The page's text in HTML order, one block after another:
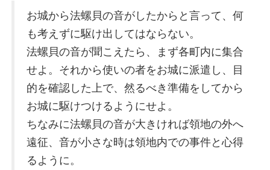
お城から法螺貝の音がしたからと言って、何
も考えずに駆け出してはならない。
法螺貝の音が聞こえたら、まず各町内に集合
せよ。それから使いの者をお城に派遣し、目
的を確認した上で、然るべき準備をしてから
お城に駆けつけるようにせよ。
ちなみに法螺貝の音が大きければ領地の外へ
遠征、音が小さな時は領地内での事件と心得
るように。